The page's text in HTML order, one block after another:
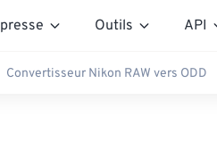
Outils API
Convertisseur Nikon RAW vers ODD